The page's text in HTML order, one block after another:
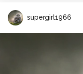
supergirl1966